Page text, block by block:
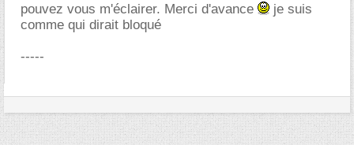
pouvez vous m'éclairer. Merci d'avance
je suis
comme qui dirait bloqué
-----